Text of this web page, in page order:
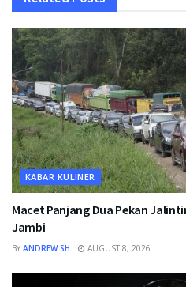
KABAR KULINER
Macet Panjang Dua Pekan
Jambi
BY ANDREW SH AUGUST 8, 2026